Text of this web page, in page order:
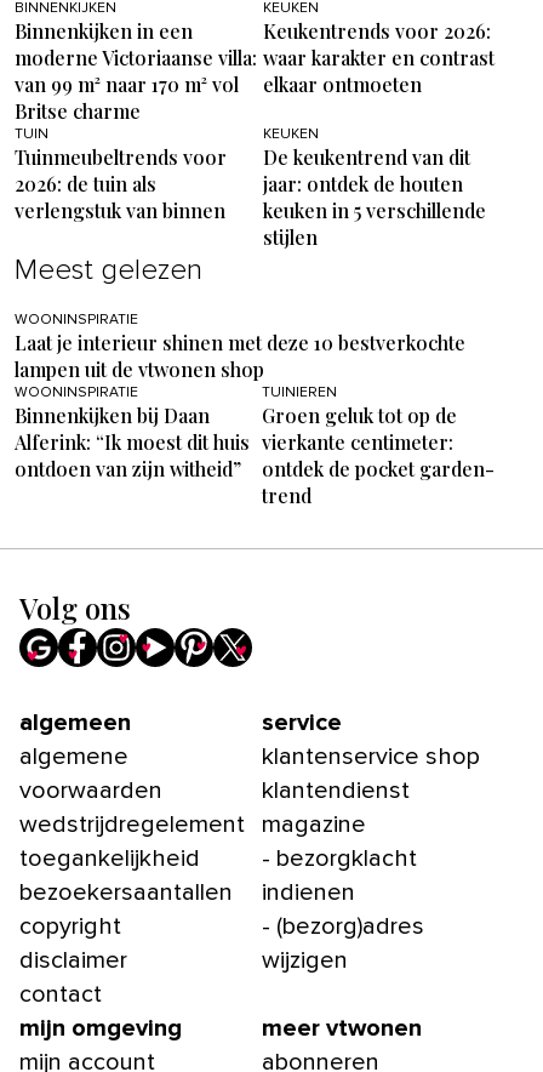
BINNENKIJKEN
Binnenkijken in een
moderne Victoriaanse villa:
van 99 m² naar 170 m² vol
Britse charme
KEUKEN
Keukentrends voor 2026:
waar karakter en contrast
elkaar ontmoeten
TUIN
Tuinmeubeltrends voor
2026: de tuin als
verlengstuk van binnen
KEUKEN
De keukentrend van dit
jaar: ontdek de houten
keuken in 5 verschillende
stijlen
Meest gelezen
WOONINSPIRATIE
Laat je interieur shinen met deze 10 bestverkochte
lampen uit de vtwonen shop
WOONINSPIRATIE
Binnenkijken bij Daan
Alferink: “Ik moest dit huis
ontdoen van zijn witheid”
TUINIEREN
Groen geluk tot op de
vierkante centimeter:
ontdek de pocket garden-
trend
Volg ons
algemeen
algemene
voorwaarden
wedstrijdregelement
toegankelijkheid
bezoekersaantallen
copyright
disclaimer
contact
service
klantenservice shop
klantendienst
magazine
- bezorgklacht
indienen
- (bezorg)adres
wijzigen
mijn omgeving
mijn account
meer vtwonen
abonneren